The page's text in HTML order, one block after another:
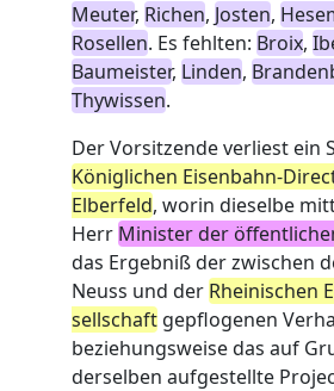
Meuter, Richen, Josten,
Rosellen. Es fehlten: Broix,
Baumeister, Linden,
Thywissen.
Der Vorsitzende verliest ein
Königlichen Eisenbahn-
Elberfeld, worin dieselbe
Herr Minister der
das Ergebniß der zwischen
Neuss und der Rheinischen
sellschaft gepflogenen
beziehungsweise das auf
derselben aufgestellte